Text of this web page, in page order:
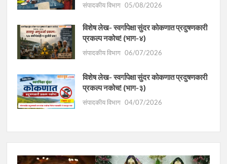
संपादकीय विभाग 05/08/2026
विशेष लेख- स्वर्गापेक्षा सुंदर कोकणात प्रदुषणकारी
प्रकल्प नकोच! (भाग-४)
संपादकीय विभाग 06/07/2026
विशेष लेख- स्वर्गापेक्षा सुंदर कोकणात प्रदुषणकारी
प्रकल्प नकोच! (भाग-३)
संपादकीय विभाग 04/07/2026